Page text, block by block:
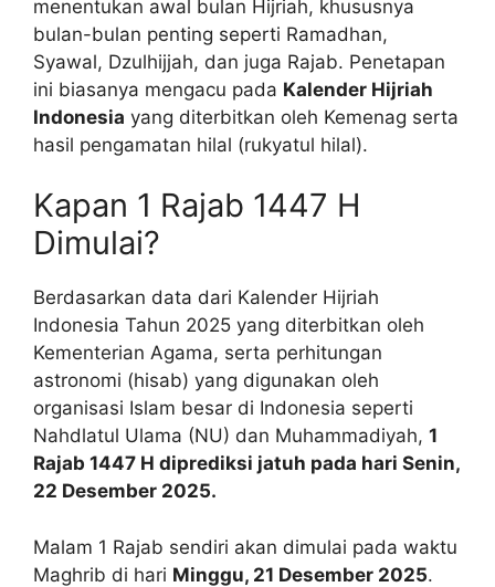
menentukan awal bulan Hijriah, khususnya
bulan-bulan penting seperti Ramadhan,
Syawal, Dzulhijjah, dan juga Rajab. Penetapan
ini biasanya mengacu pada Kalender Hijriah
Indonesia yang diterbitkan oleh Kemenag serta
hasil pengamatan hilal (rukyatul hilal).
Kapan 1 Rajab 1447 H
Dimulai?
Berdasarkan data dari Kalender Hijriah
Indonesia Tahun 2025 yang diterbitkan oleh
Kementerian Agama, serta perhitungan
astronomi (hisab) yang digunakan oleh
organisasi Islam besar di Indonesia seperti
Nahdlatul Ulama (NU) dan Muhammadiyah, 1
Rajab 1447 H diprediksi jatuh pada hari Senin,
22 Desember 2025.
Malam 1 Rajab sendiri akan dimulai pada waktu
Maghrib di hari Minggu, 21 Desember 2025.